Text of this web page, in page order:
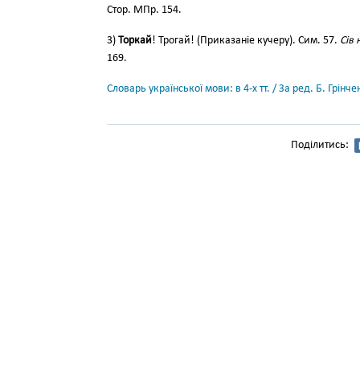
Стор. МПр. 154.
3) Торкай! Трогай! (Приказаніе кучеру). Сим. 57. Сів
169.
Словарь української мови: в 4-х тт. / За ред. Б.
Поділитись: